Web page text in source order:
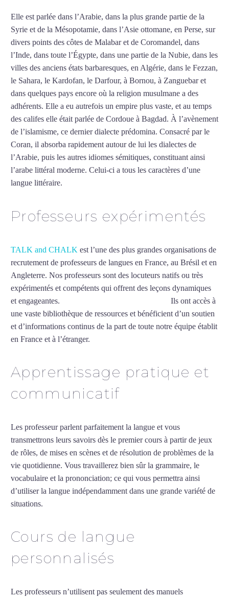
Elle est parlée dans l’Arabie, dans la plus grande partie de la
Syrie et de la Mésopotamie, dans l’Asie ottomane, en Perse, sur
divers points des côtes de Malabar et de Coromandel, dans
l’Inde, dans toute l’Égypte, dans une partie de la Nubie, dans les
villes des anciens états barbaresques, en Algérie, dans le Fezzan,
le Sahara, le Kardofan, le Darfour, à Bornou, à Zanguebar et
dans quelques pays encore où la religion musulmane a des
adhérents. Elle a eu autrefois un empire plus vaste, et au temps
des califes elle était parlée de Cordoue à Bagdad. À l’avènement
de l’islamisme, ce dernier dialecte prédomina. Consacré par le
Coran, il absorba rapidement autour de lui les dialectes de
l’Arabie, puis les autres idiomes sémitiques, constituant ainsi
l’arabe littéral moderne. Celui-ci a tous les caractères d’une
langue littéraire.
Professeurs expérimentés
TALK and CHALK est l’une des plus grandes organisations de
recrutement de professeurs de langues en France, au Brésil et en
Angleterre. Nos professeurs sont des locuteurs natifs ou très
expérimentés et compétents qui offrent des leçons dynamiques
et engageantes.
Ils ont accès à
une vaste bibliothèque de ressources et bénéficient d’un soutien
et d’informations continus de la part de toute notre équipe établit
en France et à l’étranger.
Apprentissage pratique et
communicatif
Les professeur parlent parfaitement la langue et vous
transmettrons leurs savoirs dès le premier cours à partir de jeux
de rôles, de mises en scènes et de résolution de problèmes de la
vie quotidienne. Vous travaillerez bien sûr la grammaire, le
vocabulaire et la prononciation; ce qui vous permettra ainsi
d’utiliser la langue indépendamment dans une grande variété de
situations.
Cours de langue
personnalisés
Les professeurs n’utilisent pas seulement des manuels